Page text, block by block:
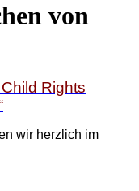
von
Rights
wir herzlich im